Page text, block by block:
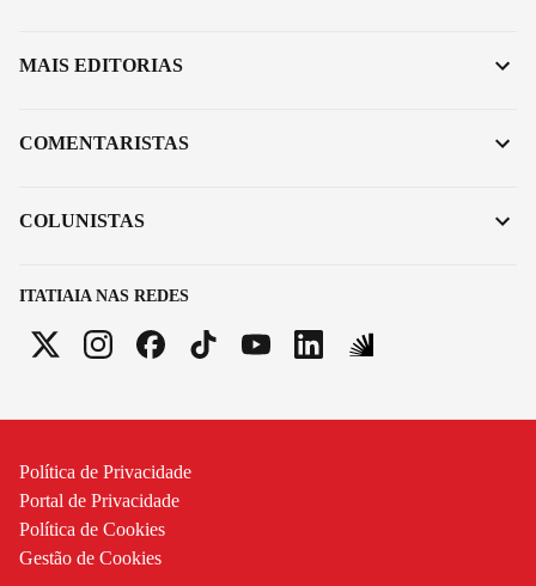
ITATIAIA NAS REDES
MAIS EDITORIAS
COMENTARISTAS
COLUNISTAS
Política de Privacidade
Portal de Privacidade
Política de Cookies
Gestão de Cookies